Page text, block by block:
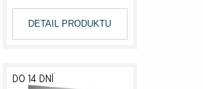
DETAIL PRODUKTU
DO 14 DNÍ